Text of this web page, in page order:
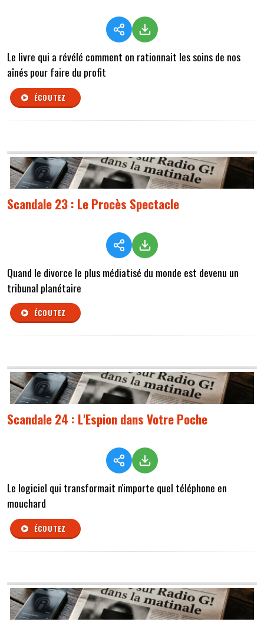
Le livre qui a révélé comment on rationnait les soins de nos
aînés pour faire du profit
ÉCOUTEZ
Scandale 23 : Le Procès Spectacle
Quand le divorce le plus médiatisé du monde est devenu un
tribunal planétaire
ÉCOUTEZ
Scandale 24 : L'Espion dans Votre Poche
Le logiciel qui transformait n'importe quel téléphone en
mouchard
ÉCOUTEZ